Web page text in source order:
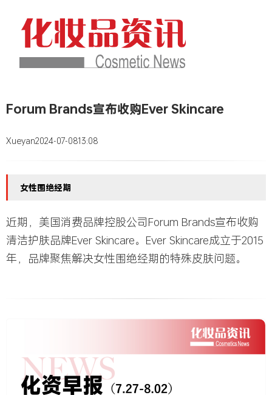
Forum Brands宣布收购Ever Skincare
Xueyan2024-07-0813:08
女性围绝经期
近期，美国消费品牌控股公司Forum Brands宣布收购
清洁护肤品牌Ever Skincare。Ever Skincare成立于2015
年，品牌聚焦解决女性围绝经期的特殊皮肤问题。